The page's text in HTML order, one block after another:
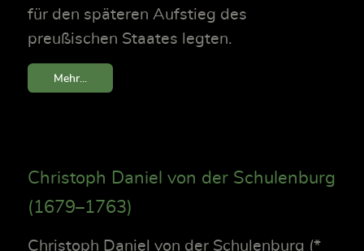
für den späteren Aufstieg des
preußischen Staates legten.
Mehr...
Christoph Daniel von der Schulenburg
(1679–1763)
Christoph Daniel von der Schulenburg (*